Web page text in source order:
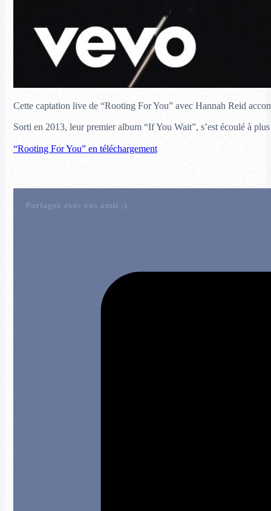
Cette captation live de “Rooting For You” avec Hannah Reid
Sorti en 2013, leur premier album “If You Wait”, s’est écoulé à
“Rooting For You” en téléchargement
Partagez avec vos amis :)